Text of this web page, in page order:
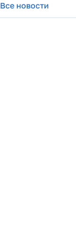
Все новости